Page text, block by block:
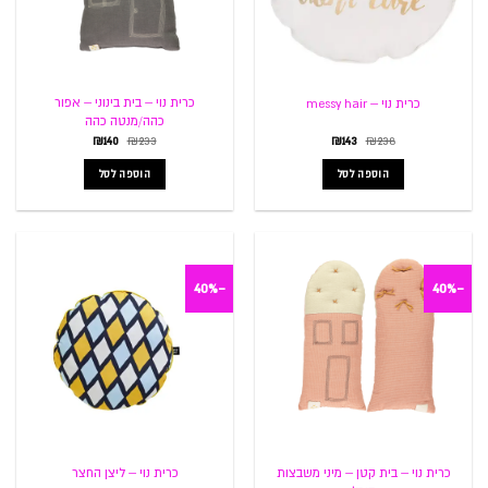
כרית נוי – messy hair
₪238
המחיר
היה:
₪238.
₪143
המחיר
הוספה לסל
כרית נוי – בית בינוני – אפור
כהה/מנטה כהה
₪233
המחיר
היה:
₪233.
₪140
המחיר
הוספה לסל
-40%
כרית נוי – בית קטן – מיני משבצות
-40%
כרית נוי – ליצן החצר